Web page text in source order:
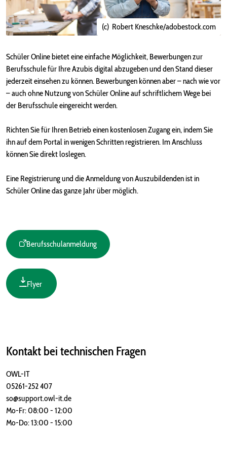
(c) Robert Kneschke/adobestock.com
Schüler Online bietet eine einfache Möglichkeit, Bewerbungen zur
Berufsschule für Ihre Azubis digital abzugeben und den Stand dieser
jederzeit einsehen zu können. Bewerbungen können aber – nach wie vor
– auch ohne Nutzung von Schüler Online auf schriftlichem Wege bei
der Berufsschule eingereicht werden.
Richten Sie für Ihren Betrieb einen kostenlosen Zugang ein, indem Sie
ihn auf dem Portal in wenigen Schritten registrieren. Im Anschluss
können Sie direkt loslegen.
Eine Registrierung und die Anmeldung von Auszubildenden ist in
Schüler Online das ganze Jahr über möglich.
Berufsschulanmeldung
Flyer
Kontakt bei technischen Fragen
OWL-IT
05261-252 407
so@support.owl-it.de
Mo-Fr: 08:00 - 12:00
Mo-Do: 13:00 - 15:00